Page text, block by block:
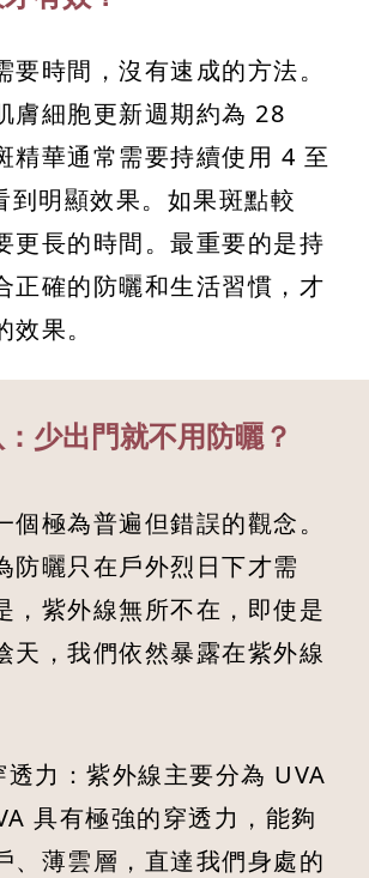
要時間，沒有速成的方法。
膚細胞更新週期約為 28
精華通常需要持續使用 4 至
到明顯效果。如果斑點較
更長的時間。最重要的是持
正確的防曬和生活習慣，才
果。
少出門就不用防曬？
個極為普遍但錯誤的觀念。
防曬只在戶外烈日下才需
，紫外線無所不在，即使是
天，我們依然暴露在紫外線
透力：紫外線主要分為 UVA
具有極強的穿透力，能夠
、薄雲層，直達我們身處的